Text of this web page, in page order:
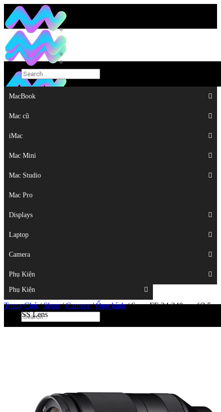
MacBook
Mac cũ
iMac
Mac Mini
Mac Studio
Mac Pro
Displays
Laptop
Camera
Phụ Kiện
MacBook
Mac cũ
iMac
Mac Mini
Mac Studio
Mac Pro
Displays
Laptop
Camera
Phụ Kiện
Top
Trang Chủ/Shop/Camera/Ống kính/Sony FE 24-240mm f/3.5-
6.3 OSS Lens